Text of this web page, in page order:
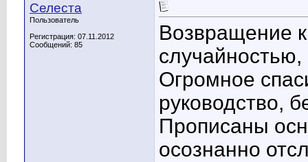
Селеста
Пользователь
Регистрация: 07.11.2012
Сообщений: 85
Возвращение
случайностью,
Огромное
руководство,
Прописаны
осознанно